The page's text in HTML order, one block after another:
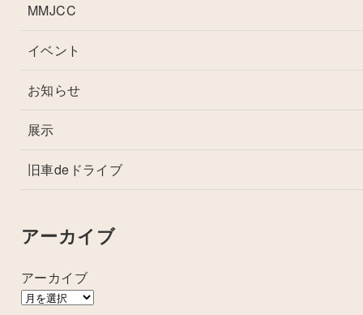
MMJCC
イベント
お知らせ
展示
旧車deドライブ
アーカイブ
アーカイブ